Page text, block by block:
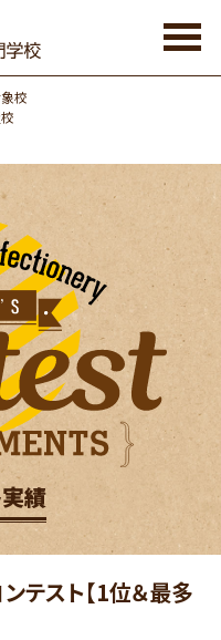
校
績
テスト【1位＆最多